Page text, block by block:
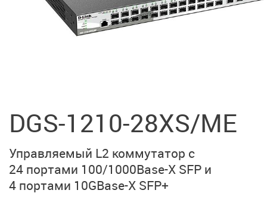
DGS-1210-28XS/ME
Управляемый L2 коммутатор с
24 портами 100/1000Base-X SFP и
4 портами 10GBase-X SFP+